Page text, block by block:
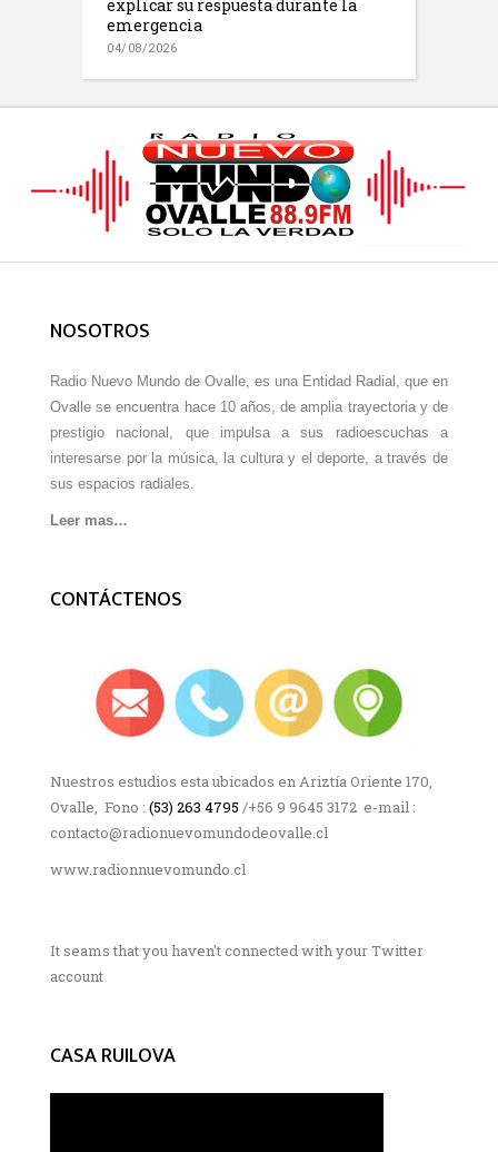
explicar su respuesta durante la
emergencia
04/08/2026
NOSOTROS
Radio Nuevo Mundo de Ovalle, es una Entidad Radial, que en
Ovalle se encuentra hace 10 años, de amplia trayectoria y de
prestigio nacional, que impulsa a sus radioescuchas a
interesarse por la música, la cultura y el deporte, a través de
sus espacios radiales.
Leer mas…
CONTÁCTENOS
Nuestros estudios esta ubicados en Ariztía Oriente 170,
Ovalle, Fono : (53) 263 4795 /+56 9 9645 3172 e-mail :
contacto@radionuevomundodeovalle.cl
www.radionnuevomundo.cl
It seams that you haven't connected with your Twitter
account
CASA RUILOVA